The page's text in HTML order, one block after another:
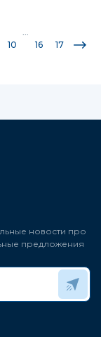
10
...
16
17
новости про
предложения